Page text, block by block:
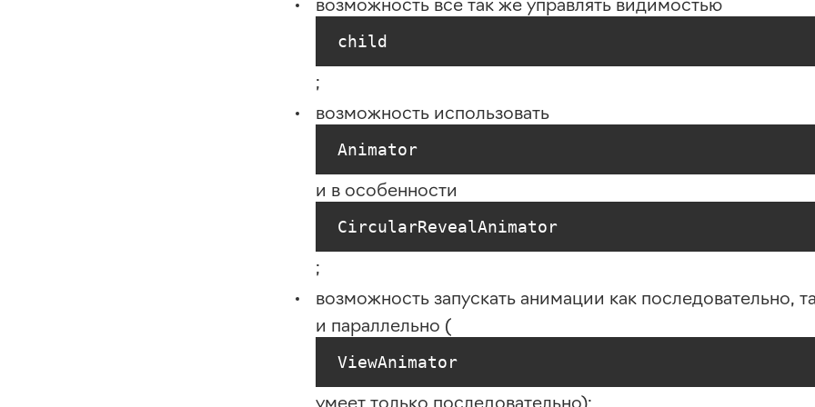
child
;
возможность использовать
Animator
и в особенности
CircularRevealAnimator
;
возможность запускать анимации как последовательно,
и параллельно (
ViewAnimator
умеет только последовательно);